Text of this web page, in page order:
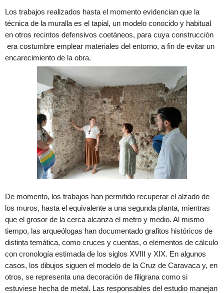
Los trabajos realizados hasta el momento evidencian que la
técnica de la muralla es el tapial, un modelo conocido y habitual
en otros recintos defensivos coetáneos, para cuya construcción
era costumbre emplear materiales del entorno, a fin de evitar un
encarecimiento de la obra.
De momento, los trabajos han permitido recuperar el alzado de
los muros, hasta el equivalente a una segunda planta, mientras
que el grosor de la cerca alcanza el metro y medio. Al mismo
tiempo, las arqueólogas han documentado grafitos históricos de
distinta temática, como cruces y cuentas, o elementos de cálculo
con cronología estimada de los siglos XVIII y XIX. En algunos
casos, los dibujos siguen el modelo de la Cruz de Caravaca y, en
otros, se representa una decoración de filigrana como si
estuviese hecha de metal. Las responsables del estudio manejan